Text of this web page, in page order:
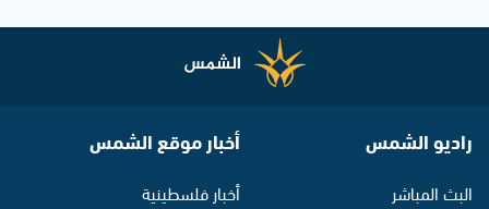
راديو الشمس
البث المباشر
أخبار موقع الشمس
أخبار فلسطينية